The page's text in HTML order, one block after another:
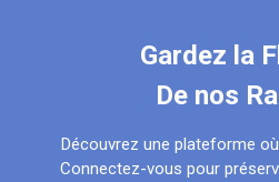
Gardez la
De nos
Découvrez une plateforme
Connectez-vous pour